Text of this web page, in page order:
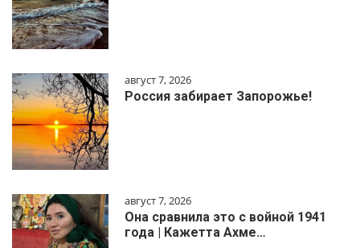
август 7, 2026
Россия забирает Запорожье!
август 7, 2026
Она сравнила это с войной 1941
года | Кажетта Ахме…